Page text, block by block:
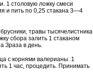
1 столовую ложку смеси
и пить по 0,25 стакана 3—4
травы тысячелистника
сбора залить 1 стаканом
Зраза в день.
с корнями валерианы. 1
1 час, процедить. Принимать